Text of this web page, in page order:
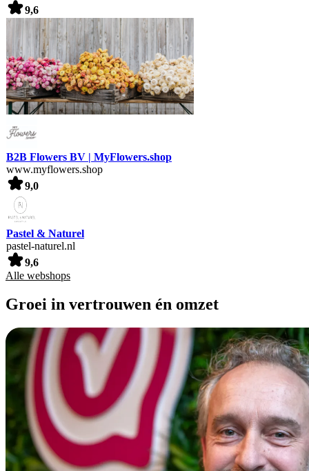
9,6
B2B Flowers BV | MyFlowers.shop
www.myflowers.shop
9,0
Pastel & Naturel
pastel-naturel.nl
9,6
Alle webshops
Groei in vertrouwen én omzet